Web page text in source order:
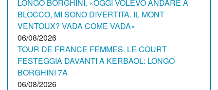
NEWSLETTER
LONGO BORGHINI. «OGGI VOLEVO ANDARE A
BLOCCO, MI SONO DIVERTITA. IL MONT
VENTOUX? VADA COME VADA»
06/08/2026
TOUR DE FRANCE FEMMES. LE COURT
FESTEGGIA DAVANTI A KERBAOL: LONGO
BORGHINI 7A
06/08/2026